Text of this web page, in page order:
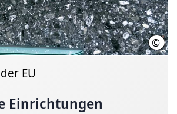
©
EU
Einrichtungen